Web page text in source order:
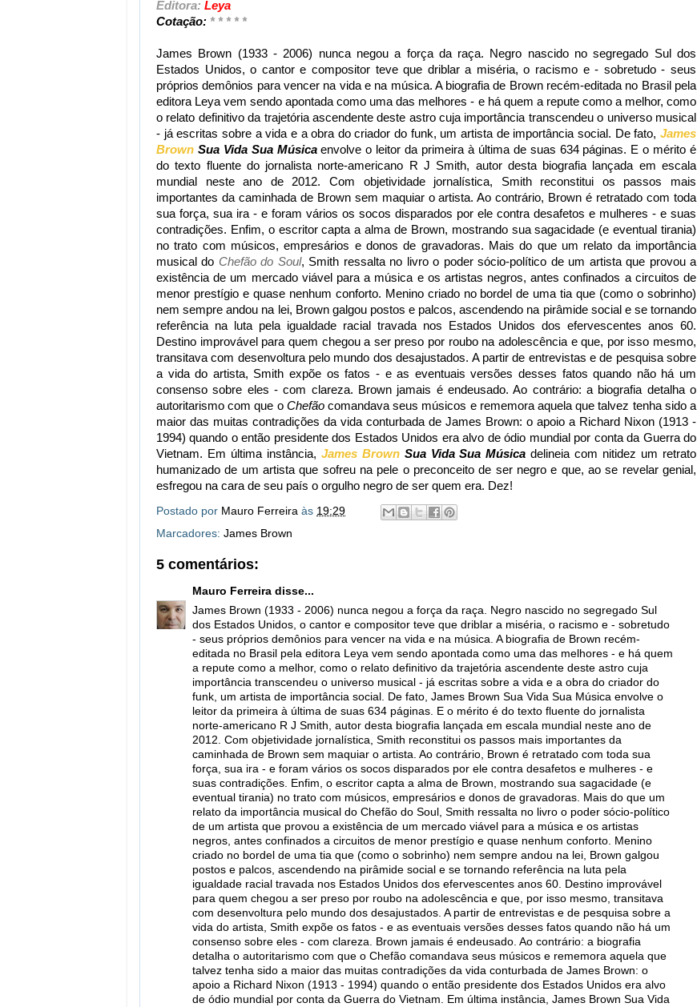
Editora: Leya
Cotação: * * * * *
James Brown (1933 - 2006) nunca negou a força da raça. Negro nascido no segregado Sul dos
Estados Unidos, o cantor e compositor teve que driblar a miséria, o racismo e - sobretudo - seus
próprios demônios para vencer na vida e na música. A biografia de Brown recém-editada no Brasil pela
editora Leya vem sendo apontada como uma das melhores - e há quem a repute como a melhor, como
o relato definitivo da trajetória ascendente deste astro cuja importância transcendeu o universo musical
- já escritas sobre a vida e a obra do criador do funk, um artista de importância social. De fato, James
Brown Sua Vida Sua Músicaenvolve o leitor da primeira à última de suas 634 páginas. E o mérito é
do texto fluente do jornalista norte-americano R J Smith, autor desta biografia lançada em escala
mundial neste ano de 2012. Com objetividade jornalística, Smith reconstitui os passos mais
importantes da caminhada de Brown sem maquiar o artista. Ao contrário, Brown é retratado com toda
sua força, sua ira - e foram vários os socos disparados por ele contra desafetos e mulheres - e suas
contradições. Enfim, o escritor capta a alma de Brown, mostrando sua sagacidade (e eventual tirania)
no trato com músicos, empresários e donos de gravadoras. Mais do que um relato da importância
musical do Chefão do Soul, Smith ressalta no livro o poder sócio-político de um artista que provou a
existência de um mercado viável para a música e os artistas negros, antes confinados a circuitos de
menor prestígio e quase nenhum conforto. Menino criado no bordel de uma tia que (como o sobrinho)
nem sempre andou na lei, Brown galgou postos e palcos, ascendendo na pirâmide social e se tornando
referência na luta pela igualdade racial travada nos Estados Unidos dos efervescentes anos 60.
Destino improvável para quem chegou a ser preso por roubo na adolescência e que, por isso mesmo,
transitava com desenvoltura pelo mundo dos desajustados. A partir de entrevistas e de pesquisa sobre
a vida do artista, Smith expõe os fatos - e as eventuais versões desses fatos quando não há um
consenso sobre eles - com clareza. Brown jamais é endeusado. Ao contrário: a biografia detalha o
autoritarismo com que o Chefãocomandava seus músicos e rememora aquela que talvez tenha sido a
maior das muitas contradições da vida conturbada de James Brown: o apoio a Richard Nixon (1913 -
1994) quando o então presidente dos Estados Unidos era alvo de ódio mundial por conta da Guerra do
Vietnam. Em última instância, James BrownSua Vida Sua Músicadelineia com nitidez um retrato
humanizado de um artista que sofreu na pele o preconceito de ser negro e que, ao se revelar genial,
esfregou na cara de seu país o orgulho negro de ser quem era. Dez!
Postado por Mauro Ferreira às 19:29
Marcadores: James Brown
5 comentários:
Mauro Ferreira disse...
James Brown (1933 - 2006) nunca negou a força da raça. Negro nascido no segregado Sul
dos Estados Unidos, o cantor e compositor teve que driblar a miséria, o racismo e - sobretudo
- seus próprios demônios para vencer na vida e na música. A biografia de Brown recém-
editada no Brasil pela editora Leya vem sendo apontada como uma das melhores - e há quem
a repute como a melhor, como o relato definitivo da trajetória ascendente deste astro cuja
importância transcendeu o universo musical - já escritas sobre a vida e a obra do criador do
funk, um artista de importância social. De fato, James Brown Sua Vida Sua Música envolve o
leitor da primeira à última de suas 634 páginas. E o mérito é do texto fluente do jornalista
norte-americano R J Smith, autor desta biografia lançada em escala mundial neste ano de
2012. Com objetividade jornalística, Smith reconstitui os passos mais importantes da
caminhada de Brown sem maquiar o artista. Ao contrário, Brown é retratado com toda sua
força, sua ira - e foram vários os socos disparados por ele contra desafetos e mulheres - e
suas contradições. Enfim, o escritor capta a alma de Brown, mostrando sua sagacidade (e
eventual tirania) no trato com músicos, empresários e donos de gravadoras. Mais do que um
relato da importância musical do Chefão do Soul, Smith ressalta no livro o poder sócio-político
de um artista que provou a existência de um mercado viável para a música e os artistas
negros, antes confinados a circuitos de menor prestígio e quase nenhum conforto. Menino
criado no bordel de uma tia que (como o sobrinho) nem sempre andou na lei, Brown galgou
postos e palcos, ascendendo na pirâmide social e se tornando referência na luta pela
igualdade racial travada nos Estados Unidos dos efervescentes anos 60. Destino improvável
para quem chegou a ser preso por roubo na adolescência e que, por isso mesmo, transitava
com desenvoltura pelo mundo dos desajustados. A partir de entrevistas e de pesquisa sobre a
vida do artista, Smith expõe os fatos - e as eventuais versões desses fatos quando não há um
consenso sobre eles - com clareza. Brown jamais é endeusado. Ao contrário: a biografia
detalha o autoritarismo com que o Chefão comandava seus músicos e rememora aquela que
talvez tenha sido a maior das muitas contradições da vida conturbada de James Brown: o
apoio a Richard Nixon (1913 - 1994) quando o então presidente dos Estados Unidos era alvo
de ódio mundial por conta da Guerra do Vietnam. Em última instância, James Brown Sua Vida